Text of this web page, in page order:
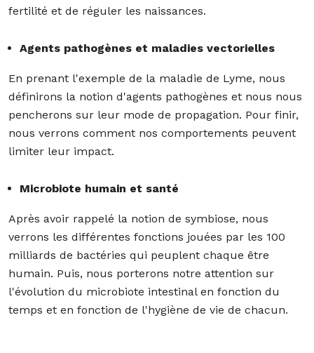
fertilité et de réguler les naissances.
Agents pathogènes et maladies vectorielles
En prenant l'exemple de la maladie de Lyme, nous
définirons la notion d'agents pathogènes et nous nous
pencherons sur leur mode de propagation. Pour finir,
nous verrons comment nos comportements peuvent
limiter leur impact.
Microbiote humain et santé
Après avoir rappelé la notion de symbiose, nous
verrons les différentes fonctions jouées par les 100
milliards de bactéries qui peuplent chaque être
humain. Puis, nous porterons notre attention sur
l'évolution du microbiote intestinal en fonction du
temps et en fonction de l'hygiène de vie de chacun.